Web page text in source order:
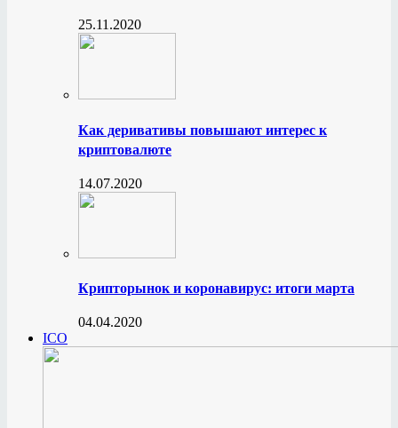
25.11.2020
Как деривативы повышают интерес к
криптовалюте
14.07.2020
Крипторынок и коронавирус: итоги марта
04.04.2020
ICO